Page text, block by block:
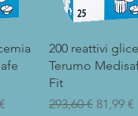
scontato
Vista rapida
200 reattivi
Terumo
Fit
Prezzo regolare
293,60 € Prezzo
81,99 €